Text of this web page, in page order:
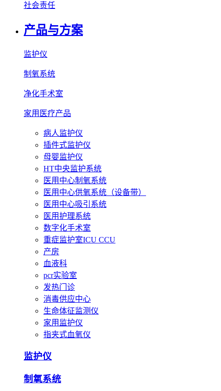
社会责任
产品与方案
监护仪
制氧系统
净化手术室
家用医疗产品
病人监护仪
插件式监护仪
母婴监护仪
HT中央监护系统
医用中心制氧系统
医用中心供氧系统（设备带）
医用中心吸引系统
医用护理系统
数字化手术室
重症监护室ICU CCU
产房
血液科
pcr实验室
发热门诊
消毒供应中心
生命体征监测仪
家用监护仪
指夹式血氧仪
监护仪
制氧系统